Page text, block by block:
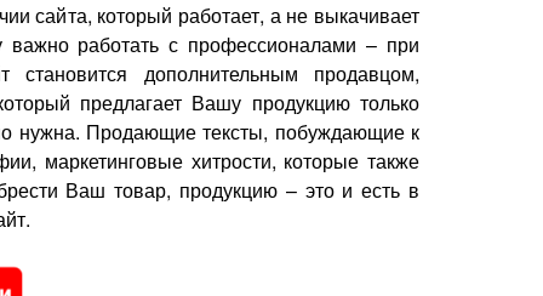
сайта, который работает, а не выкачивает
важно работать с профессионалами – при
становится дополнительным продавцом,
предлагает Вашу продукцию только
нужна. Продающие тексты, побуждающие к
маркетинговые хитрости, которые также
Ваш товар, продукцию – это и есть в